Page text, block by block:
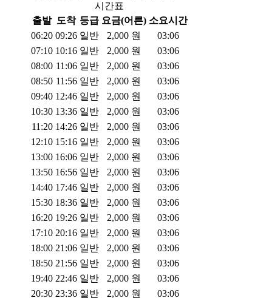
시간표
출발 도착 등급 요금(어른) 소요시간
06:20 09:26 일반 2,000 원
03:06
07:10 10:16 일반 2,000 원
03:06
08:00 11:06 일반 2,000 원
03:06
08:50 11:56 일반 2,000 원
03:06
09:40 12:46 일반 2,000 원
03:06
10:30 13:36 일반 2,000 원
03:06
11:20 14:26 일반 2,000 원
03:06
12:10 15:16 일반 2,000 원
03:06
13:00 16:06 일반 2,000 원
03:06
13:50 16:56 일반 2,000 원
03:06
14:40 17:46 일반 2,000 원
03:06
15:30 18:36 일반 2,000 원
03:06
16:20 19:26 일반 2,000 원
03:06
17:10 20:16 일반 2,000 원
03:06
18:00 21:06 일반 2,000 원
03:06
18:50 21:56 일반 2,000 원
03:06
19:40 22:46 일반 2,000 원
03:06
20:30 23:36 일반 2,000 원 03:06